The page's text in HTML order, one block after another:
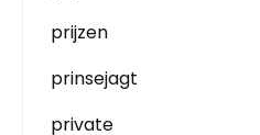
prijzen
prinsejagt
private